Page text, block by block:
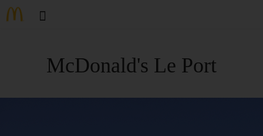
McDonald's Le Port